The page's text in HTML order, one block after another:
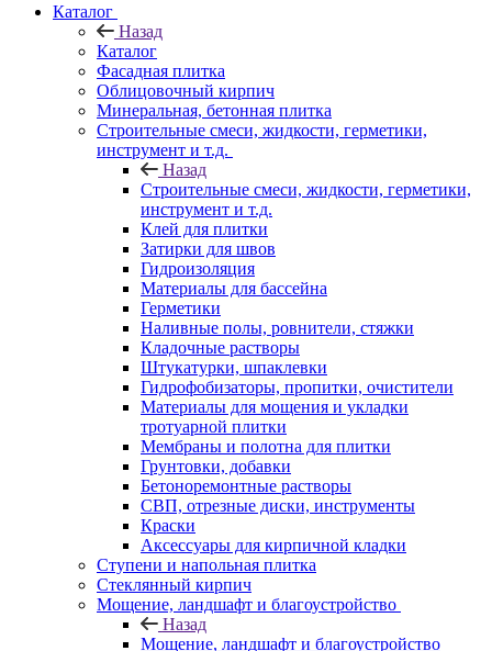
Каталог
Назад
Каталог
Фасадная плитка
Облицовочный кирпич
Минеральная, бетонная плитка
Строительные смеси, жидкости, герметики,
инструмент и т.д.
Назад
Строительные смеси, жидкости, герметики,
инструмент и т.д.
Клей для плитки
Затирки для швов
Гидроизоляция
Материалы для бассейна
Герметики
Наливные полы, ровнители, стяжки
Кладочные растворы
Штукатурки, шпаклевки
Гидрофобизаторы, пропитки, очистители
Материалы для мощения и укладки
тротуарной плитки
Мембраны и полотна для плитки
Грунтовки, добавки
Бетоноремонтные растворы
СВП, отрезные диски, инструменты
Краски
Аксессуары для кирпичной кладки
Ступени и напольная плитка
Cтеклянный кирпич
Мощение, ландшафт и благоустройство
Назад
Мощение, ландшафт и благоустройство